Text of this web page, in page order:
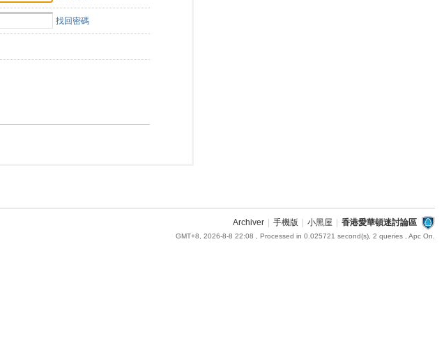
找回密碼
Archiver 手機版 小黑屋 香港愛華頓迷討論區
GMT+8, 2026-8-8 22:08 , Processed in 0.025721 second(s), 2 queries , Apc On.